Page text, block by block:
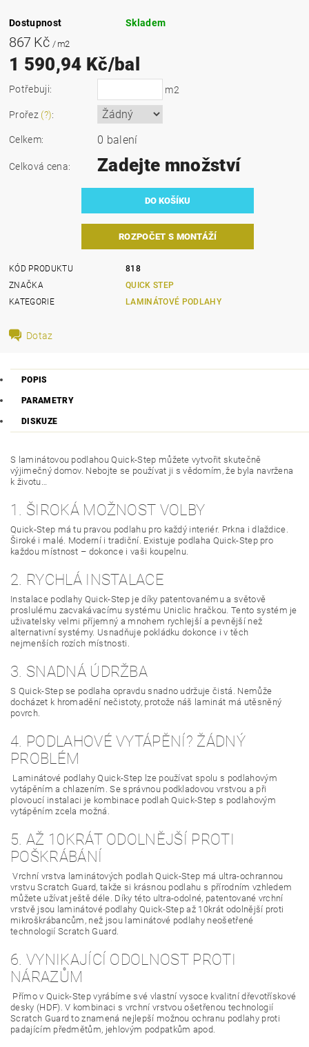
Dostupnost Skladem
867 Kč / m2
1 590,94 Kč/bal
Potřebuji: m2
Prořez (?):
Celkem: 0 balení
Celková cena: Zadejte množství
ROZPOČET S MONTÁŽÍ
KÓD PRODUKTU
818
ZNAČKA
QUICK STEP
KATEGORIE
LAMINÁTOVÉ PODLAHY
Dotaz
POPIS
PARAMETRY
DISKUZE
S laminátovou podlahou Quick-Step můžete vytvořit skutečně
výjimečný domov. Nebojte se používat ji s vědomím, že byla navržena
k životu…
1. ŠIROKÁ MOŽNOST VOLBY
Quick-Step má tu pravou podlahu pro každý interiér. Prkna i dlaždice.
Široké i malé. Moderní i tradiční. Existuje podlaha Quick-Step pro
každou místnost – dokonce i vaši koupelnu.
2. RYCHLÁ INSTALACE
Instalace podlahy Quick-Step je díky patentovanému a světově
proslulému zacvakávacímu systému Uniclic hračkou. Tento systém je
uživatelsky velmi příjemný a mnohem rychlejší a pevnější než
alternativní systémy. Usnadňuje pokládku dokonce i v těch
nejmenších rozích místnosti.
3. SNADNÁ ÚDRŽBA
S Quick-Step se podlaha opravdu snadno udržuje čistá. Nemůže
docházet k hromadění nečistoty, protože náš laminát má utěsněný
povrch.
4. PODLAHOVÉ VYTÁPĚNÍ? ŽÁDNÝ
PROBLÉM
Laminátové podlahy Quick-Step lze používat spolu s podlahovým
vytápěním a chlazením. Se správnou podkladovou vrstvou a při
plovoucí instalaci je kombinace podlah Quick-Step s podlahovým
vytápěním zcela možná.
5. AŽ 10KRÁT ODOLNĚJŠÍ PROTI
POŠKRÁBÁNÍ
Vrchní vrstva laminátových podlah Quick-Step má ultra-ochrannou
vrstvu Scratch Guard, takže si krásnou podlahu s přírodním vzhledem
můžete užívat ještě déle. Díky této ultra-odolné, patentované vrchní
vrstvě jsou laminátové podlahy Quick-Step až 10krát odolnější proti
mikroškrábancům, než jsou laminátové podlahy neošetřené
technologií Scratch Guard.
6. VYNIKAJÍCÍ ODOLNOST PROTI
NÁRAZŮM
Přímo v Quick-Step vyrábíme své vlastní vysoce kvalitní dřevotřískové
desky (HDF). V kombinaci s vrchní vrstvou ošetřenou technologií
Scratch Guard to znamená nejlepší možnou ochranu podlahy proti
padajícím předmětům, jehlovým podpatkům apod.